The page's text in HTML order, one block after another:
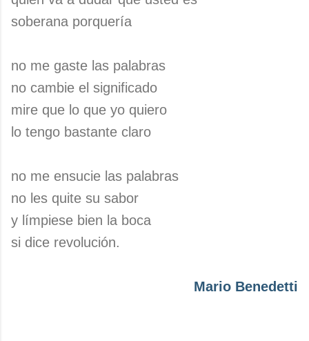
soberana porquería
no me gaste las palabras
no cambie el significado
mire que lo que yo quiero
lo tengo bastante claro
no me ensucie las palabras
no les quite su sabor
y límpiese bien la boca
si dice revolución.
Mario Benedetti